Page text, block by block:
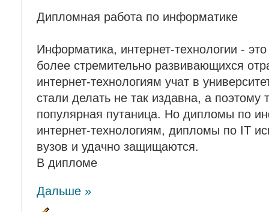
Дипломная работа по информатике
Информатика, интернет-технологии -
более стремительно развивающихся
интернет-технологиям учат в
стали делать не так издавна, а поэтому
популярная путаница. Но дипломы по
интернет-технологиям, дипломы по IT
вузов и удачно защищаются.
В дипломе
Дальше »